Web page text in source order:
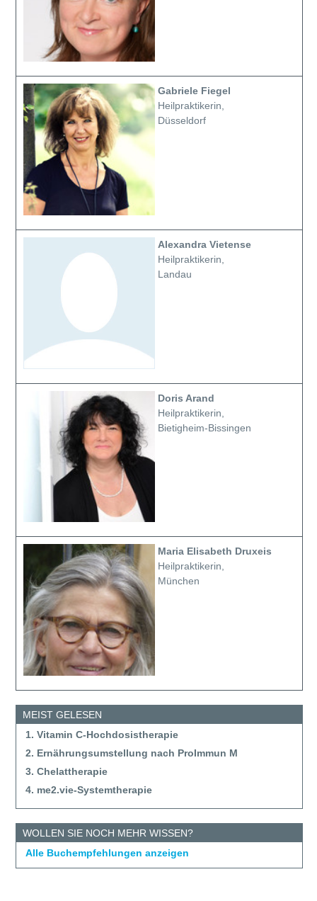
Gabriele Fiegel
Heilpraktikerin,
Düsseldorf
Alexandra Vietense
Heilpraktikerin,
Landau
Doris Arand
Heilpraktikerin,
Bietigheim-Bissingen
Maria Elisabeth Druxeis
Heilpraktikerin,
München
MEIST GELESEN
1. Vitamin C-Hochdosistherapie
2. Ernährungsumstellung nach ProImmun M
3. Chelattherapie
4. me2.vie-Systemtherapie
WOLLEN SIE NOCH MEHR WISSEN?
Alle Buchempfehlungen anzeigen